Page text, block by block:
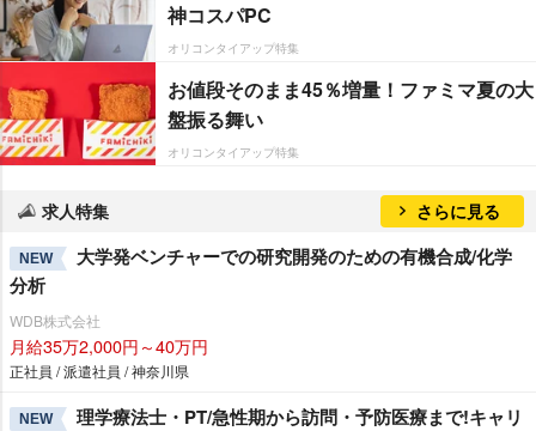
神コスパPC
オリコンタイアップ特集
お値段そのまま45％増量！ファミマ夏の大
盤振る舞い
オリコンタイアップ特集
求人特集 さらに見る
NEW
大学発ベンチャーでの研究開発のための有機合成/化学
分析
WDB株式会社
月給35万2,000円～40万円
正社員 / 派遣社員 / 神奈川県
NEW
理学療法士・PT/急性期から訪問・予防医療まで!キャリ